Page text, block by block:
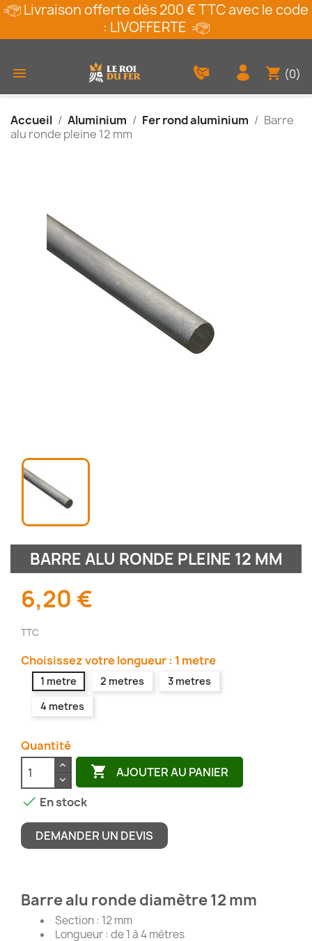
Livraison offerte dès 200 € TTC avec le code
: LIVOFFERTE
 shopping_cart (0)
Accueil Aluminium Fer rond aluminium
Barre
alu ronde pleine 12 mm
BARRE ALU RONDE PLEINE 12 MM
6,20 €
TTC
Choisissez votre longueur : 1 metre
1 metre 2 metres
3 metres
4 metres
Quantité
 AJOUTER AU PANIER
 En stock
DEMANDER UN DEVIS
Barre alu ronde diamètre 12 mm
Section : 12 mm
Longueur : de 1 à 4 mètres